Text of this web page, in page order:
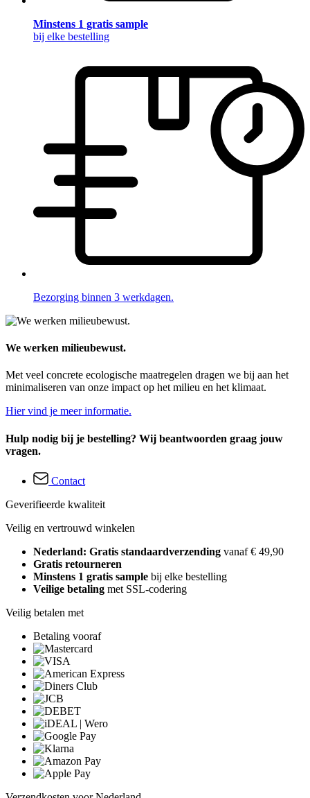
Minstens 1 gratis sample
bij elke bestelling
Bezorging binnen 3 werkdagen.
We werken milieubewust.
Met veel concrete ecologische maatregelen dragen we bij aan het
minimaliseren van onze impact op het milieu en het klimaat.
Hier vind je meer informatie.
Hulp nodig bij je bestelling? Wij beantwoorden graag jouw
vragen.
Contact
Geverifieerde kwaliteit
Veilig en vertrouwd winkelen
Nederland: Gratis standaardverzending vanaf € 49,90
Gratis retourneren
Minstens 1 gratis sample bij elke bestelling
Veilige betaling met SSL-codering
Veilig betalen met
Betaling vooraf